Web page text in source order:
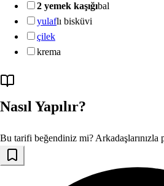
2 yemek kaşığıbal
yulaflı bisküvi
çilek
krema
Nasıl Yapılır?
Bu tarifi beğendiniz mi? Arkadaşlarınızla